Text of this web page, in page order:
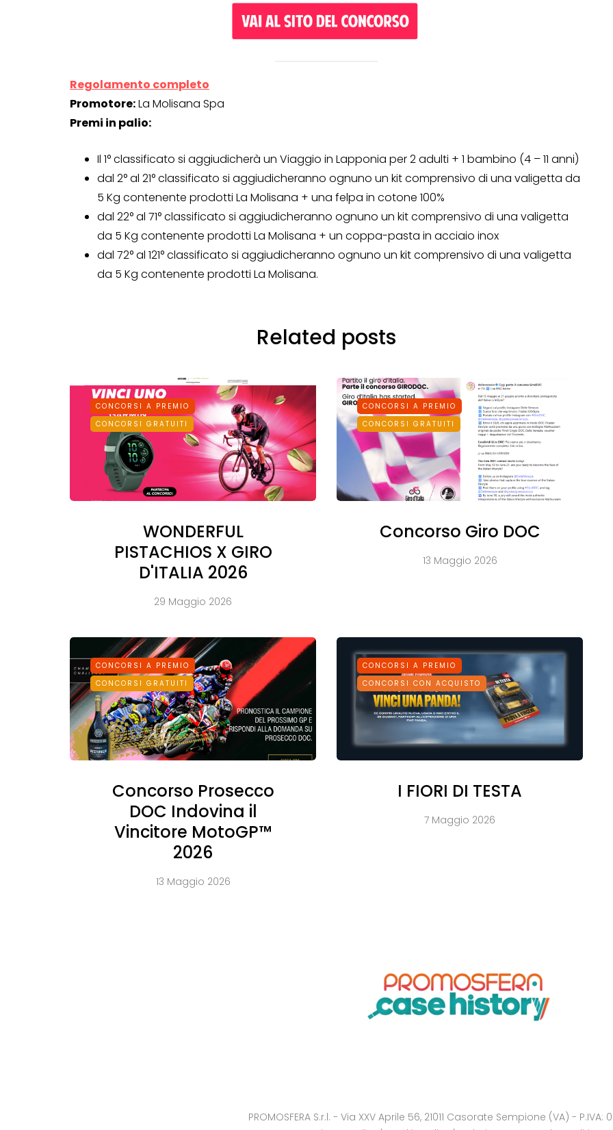
Regolamento completo
Promotore:La Molisana Spa
Premi in palio:
Il 1° classificato si aggiudicherà un Viaggio in Lapponia per 2 adulti + 1 bambino (4 – 11 anni)
dal 2° al 21° classificato si aggiudicheranno ognuno un kit comprensivo di una valigetta da
5 Kg contenente prodotti La Molisana + una felpa in cotone 100%
dal 22° al 71° classificato si aggiudicheranno ognuno un kit comprensivo di una valigetta
da 5 Kg contenente prodotti La Molisana + un coppa-pasta in acciaio inox
dal 72° al 121° classificato si aggiudicheranno ognuno un kit comprensivo di una valigetta
da 5 Kg contenente prodotti La Molisana.
Related posts
CONCORSI A PREMIO
CONCORSI GRATUITI
WONDERFUL
PISTACHIOS X GIRO
D'ITALIA 2026
29 Maggio 2026
CONCORSI A PREMIO
CONCORSI GRATUITI
Concorso Giro DOC
13 Maggio 2026
CONCORSI A PREMIO
CONCORSI GRATUITI
Concorso Prosecco
DOC Indovina il
Vincitore MotoGP™
2026
13 Maggio 2026
CONCORSI A PREMIO
CONCORSI CON ACQUISTO
I FIORI DI TESTA
7 Maggio 2026
Genertel e
Genertellife ti
regalano fino a 500€
13 Gennaio 2022
Operazione a premio
PROMOSFERA S.r.l. - Via XXV Aprile 56, 21011 Casorate Sempione (VA) - P.IVA: